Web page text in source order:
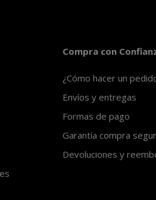
Compra con
¿Cómo hacer un
Envíos y entregas
Formas de pago
Garantía compra
Devoluciones y